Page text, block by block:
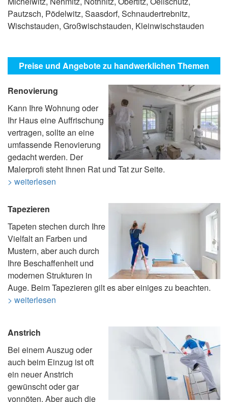
Pautzsch, Pödelwitz, Saasdorf, Schnaudertrebnitz,
Wischstauden, Großwischstauden, Kleinwischstauden
Preise und Angebote zu handwerklichen Themen
Renovierung
Kann Ihre Wohnung oder
Ihr Haus eine Auffrischung
vertragen, sollte an eine
umfassende Renovierung
gedacht werden. Der
Malerprofi steht Ihnen Rat und Tat zur Seite.
> weiterlesen
Tapezieren
Tapeten stechen durch Ihre
Vielfalt an Farben und
Mustern, aber auch durch
Ihre Beschaffenheit und
modernen Strukturen in
Auge. Beim Tapezieren gilt es aber einiges zu beachten.
> weiterlesen
Anstrich
Bei einem Auszug oder
auch beim Einzug ist oft
ein neuer Anstrich
gewünscht oder gar
vonnöten. Aber auch die